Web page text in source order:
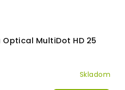
MultiDot HD 25
Skladom